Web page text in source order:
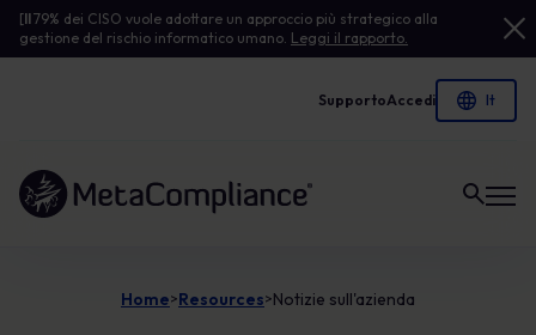
[Il79% dei CISO vuole adottare un approccio più strategico alla
gestione del rischio informatico umano. Leggi il rapporto.
SupportoAccedi
Link alla homepage
Home>Resources>Notizie sull'azienda